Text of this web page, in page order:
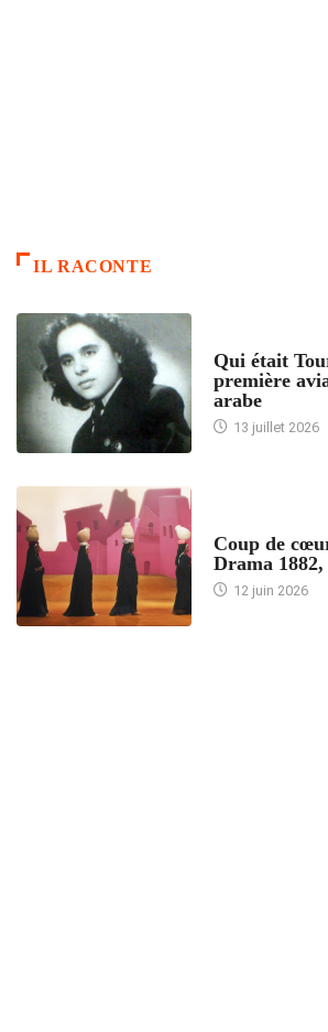
IL RACONTE
Qui était
première
arabe
13 juillet 2026
Coup de
Drama
12 juin 2026